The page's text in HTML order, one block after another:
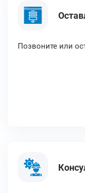
Позвоните или